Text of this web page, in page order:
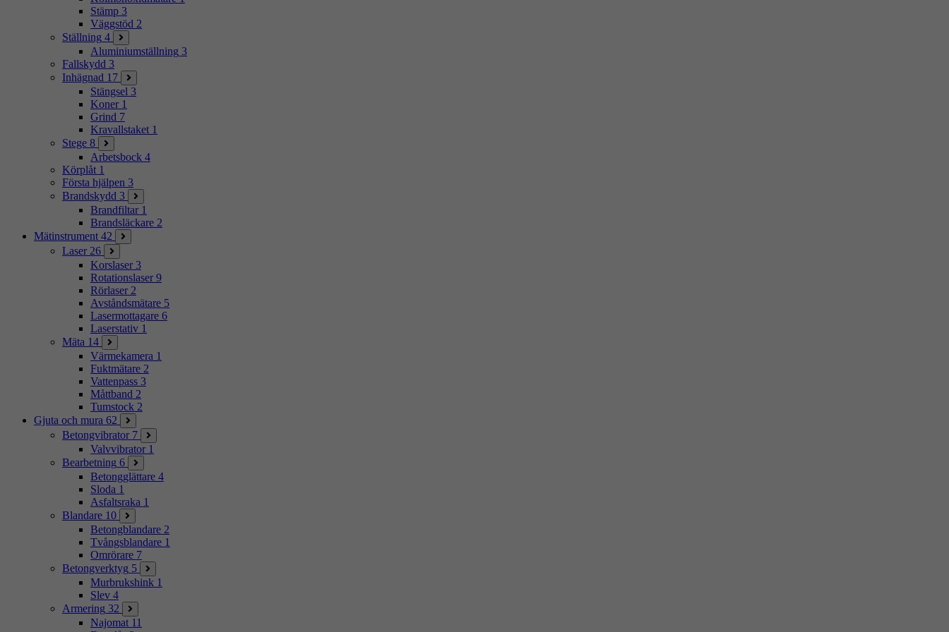
Stämp 3
Väggstöd 2
Ställning 4
Aluminiumställning 3
Fallskydd 3
Inhägnad 17
Stängsel 3
Koner 1
Grind 7
Kravallstaket 1
Stege 8
Arbetsbock 4
Körplåt 1
Första hjälpen 3
Brandskydd 3
Brandfiltar 1
Brandsläckare 2
Mätinstrument 42
Laser 26
Korslaser 3
Rotationslaser 9
Rörlaser 2
Avståndsmätare 5
Lasermottagare 6
Laserstativ 1
Mäta 14
Värmekamera 1
Fuktmätare 2
Vattenpass 3
Måttband 2
Tumstock 2
Gjuta och mura 62
Betongvibrator 7
Valvvibrator 1
Bearbetning 6
Betongglättare 4
Sloda 1
Asfaltsraka 1
Blandare 10
Betongblandare 2
Tvångsblandare 1
Omrörare 7
Betongverktyg 5
Murbrukshink 1
Slev 4
Armering 32
Najomat 11